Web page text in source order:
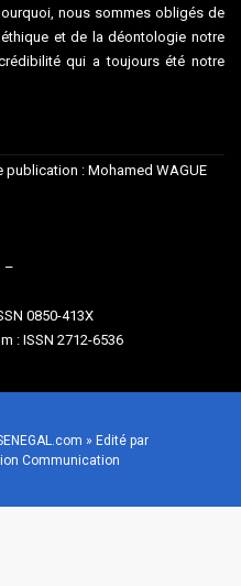
nous sommes obligés de
et de la déontologie notre
qui a toujours été notre
publication : Mohamed WAGUE
–
0850-413X
: ISSN 2712-6536
» Edité par
Communication